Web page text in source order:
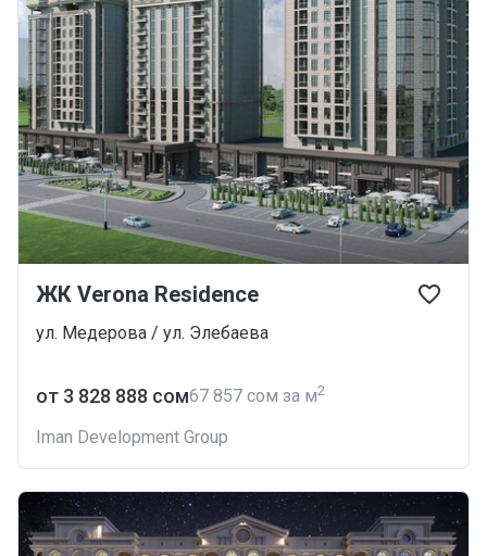
ЖК Verona Residence
ул. Медерова / ул. Элебаева
от ‍3 828 888 сом‍67 857 сом за м2
Iman Development Group